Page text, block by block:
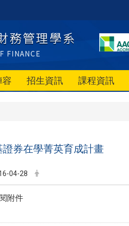
容 招生資訊 課程資訊
證券在學菁英育成計畫
04-28
附件